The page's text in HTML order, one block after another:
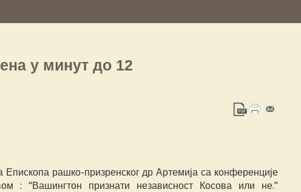
у минут до 12
рашко-призренског др Артемија са конференције
“Вашингтон признати независност Косова или не.”